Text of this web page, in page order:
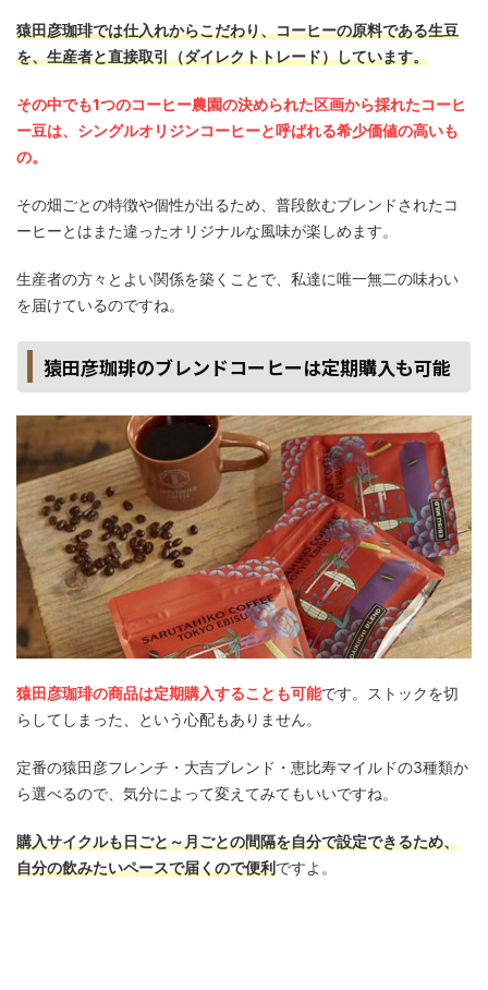
猿田彦珈琲では仕入れからこだわり、コーヒーの原料である生豆
を、生産者と直接取引（ダイレクトトレード）しています。
その中でも1つのコーヒー農園の決められた区画から採れたコーヒ
ー豆は、シングルオリジンコーヒーと呼ばれる希少価値の高いも
の。
その畑ごとの特徴や個性が出るため、普段飲むブレンドされたコ
ーヒーとはまた違ったオリジナルな風味が楽しめます。
生産者の方々とよい関係を築くことで、私達に唯一無二の味わい
を届けているのですね。
猿田彦珈琲のブレンドコーヒーは定期購入も可能
猿田彦珈琲の商品は定期購入することも可能です。ストックを切
らしてしまった、という心配もありません。
定番の猿田彦フレンチ・大吉ブレンド・恵比寿マイルドの3種類か
ら選べるので、気分によって変えてみてもいいですね。
購入サイクルも日ごと～月ごとの間隔を自分で設定できるため、
自分の飲みたいペースで届くので便利ですよ。